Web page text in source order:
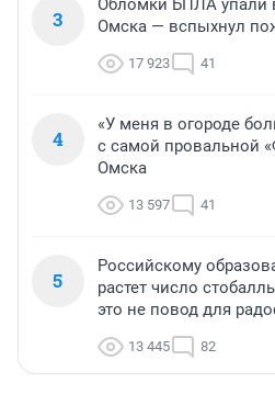
3
Обломки БПЛА упали
Омска — вспыхнул
17 923 41
4
«У меня в огороде
с самой провальной
Омска
13 597 41
5
Российскому
растет число
это не повод для
13 445 82